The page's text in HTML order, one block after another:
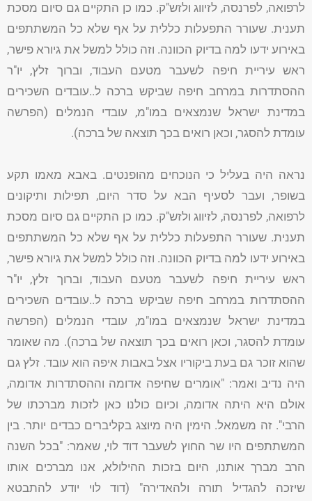
לרפואה, לפרנסה, לזיווג ולזש"ק. כמו כן התקיים גם סיום מסכת
תענית. שעורר התפעלות כללית על אף שלא כל המשתתפים
באירוע ידעו למה בדיוק הכוונה. וזה כולל למשל את גיורא פישר,
ראש עיריית חיפה לשעבר מטעם העבוד, וברוך זלץ, יו"ר
ההסתדרות במרחב חיפה שביקש ברכה ל..עובדים השכירים
במדינת ישראל שנמצאים במו"מ, עובדי הנמלים (הפרשה
עומדת להסגר, וכאן רואים בכך תוצאה של ברכה).
נראה היה בעליל כי הנוכחים מהופנטים. באבא מאמו תקע
בשופר, ועבר לסעיף הבא על סדר היום, תפילות ותיקונים
לרפואה, לפרנסה, לזיווג ולזש"ק. כמו כן התקיים גם סיום מסכת
תענית. שעורר התפעלות כללית על אף שלא כל המשתתפים
באירוע ידעו למה בדיוק הכוונה. וזה כולל למשל את גיורא פישר,
ראש עיריית חיפה לשעבר מטעם העבוד, וברוך זלץ, יו"ר
ההסתדרות במרחב חיפה שביקש ברכה ל..עובדים השכירים
במדינת ישראל שנמצאים במו"מ, עובדי הנמלים (הפרשה
עומדת להסגר, וכאן רואים בכך תוצאה של ברכה). מה שאומר
שהוא זוכר גם בעת ביקוריו אצל באבות איפה הוא עובד. זלץ גם
היה נדיב ואמר: "אומרים שחיפה אדומה וההסתדרות אדומה,
אולם היא היתה אדומה, וכיום כולנו כאן לזכות מברכתו של
הרבי". זה משמאל. הימין היה מיוצג בקליברים כבדים יותר. בין
המשתתפים היו שר החוץ לשעבר דוד לוי, שאמר: "בכל השנה
הרב מברך אותנו, היום בזכות ההילולא, אנו מברכים אותו
שיזכה להגדיל תורה ולהאדירה" (דוד לוי יודע להתבטא